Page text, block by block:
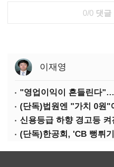
0/0 댓글
이재영
"영업이익이 흔들린다
신용등급 하향 경고등 켜